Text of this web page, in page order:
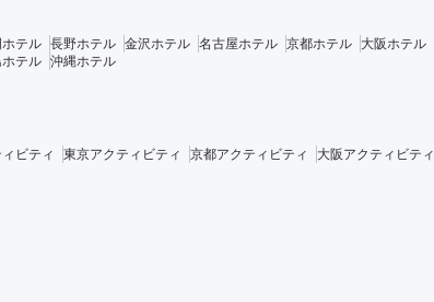
テル 長野ホテル 金沢ホテル 名古屋ホテル 京都ホテル 大阪ホテル
ホテル 沖縄ホテル
ビティ 東京アクティビティ 京都アクティビティ 大阪アクティビティ